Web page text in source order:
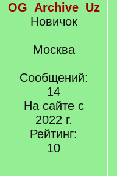
OG_Archive_Uz
Новичок
Москва
Сообщений:
14
На сайте с
2022 г.
Рейтинг:
10